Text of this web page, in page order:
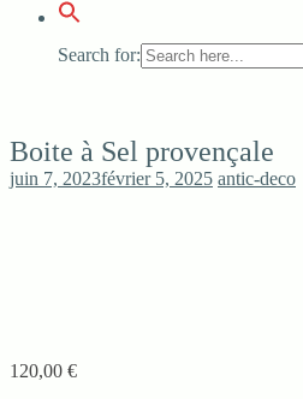
Search for:
Boite à Sel provençale
juin 7, 2023février 5, 2025 antic-deco
120,00 €